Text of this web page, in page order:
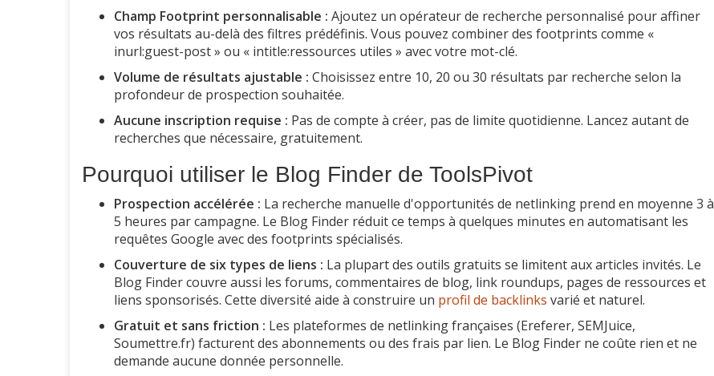
Champ Footprint personnalisable : Ajoutez un opérateur de recherche personnalisé pour affiner
vos résultats au-delà des filtres prédéfinis. Vous pouvez combiner des footprints comme «
inurl:guest-post » ou « intitle:ressources utiles » avec votre mot-clé.
Volume de résultats ajustable : Choisissez entre 10, 20 ou 30 résultats par recherche selon la
profondeur de prospection souhaitée.
Aucune inscription requise : Pas de compte à créer, pas de limite quotidienne. Lancez autant de
recherches que nécessaire, gratuitement.
Pourquoi utiliser le Blog Finder de ToolsPivot
Prospection accélérée : La recherche manuelle d'opportunités de netlinking prend en moyenne 3 à
5 heures par campagne. Le Blog Finder réduit ce temps à quelques minutes en automatisant les
requêtes Google avec des footprints spécialisés.
Couverture de six types de liens : La plupart des outils gratuits se limitent aux articles invités. Le
Blog Finder couvre aussi les forums, commentaires de blog, link roundups, pages de ressources et
liens sponsorisés. Cette diversité aide à construire un profil de backlinks varié et naturel.
Gratuit et sans friction : Les plateformes de netlinking françaises (Ereferer, SEMJuice,
Soumettre.fr) facturent des abonnements ou des frais par lien. Le Blog Finder ne coûte rien et ne
demande aucune donnée personnelle.